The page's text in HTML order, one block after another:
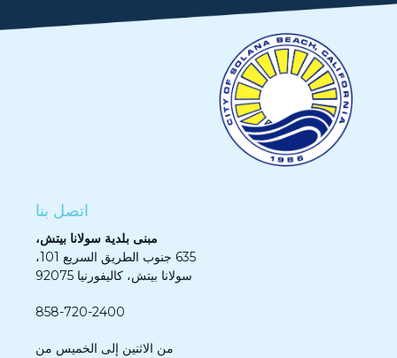
اتصل بنا
مبنى بلدية سولانا بيتش،
635 جنوب الطريق السريع 101،
سولانا بيتش، كاليفورنيا 92075
858-720-2400
من الاثنين إلى الخميس من